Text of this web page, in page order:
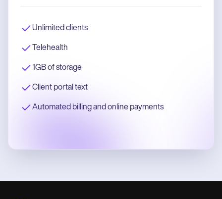
Unlimited clients
Telehealth
1GB of storage
Client portal text
Automated billing and online payments